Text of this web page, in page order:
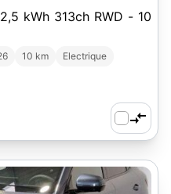
kWh 313ch RWD - 10
10 km
Electrique